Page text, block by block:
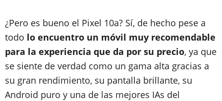
¿Pero es bueno el Pixel 10a? Sí, de hecho pese a
todo lo encuentro un móvil muy recomendable
para la experiencia que da por su precio, ya que
se siente de verdad como un gama alta gracias a
su gran rendimiento, su pantalla brillante, su
Android puro y una de las mejores IAs del